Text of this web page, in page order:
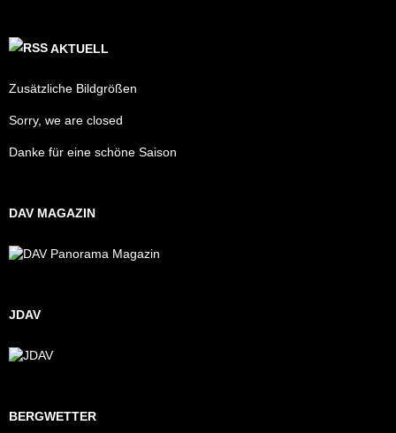
AKTUELL
Zusätzliche Bildgrößen
Sorry, we are closed
Danke für eine schöne Saison
DAV MAGAZIN
JDAV
BERGWETTER